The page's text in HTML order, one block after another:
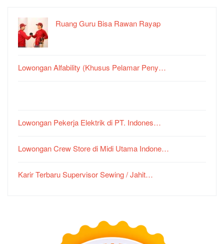
Ruang Guru Bisa Rawan Rayap
Lowongan Alfability (Khusus Pelamar Peny…
Lowongan Pekerja Elektrik di PT. Indones…
Lowongan Crew Store di Midi Utama Indone…
Karir Terbaru Supervisor Sewing / Jahit…